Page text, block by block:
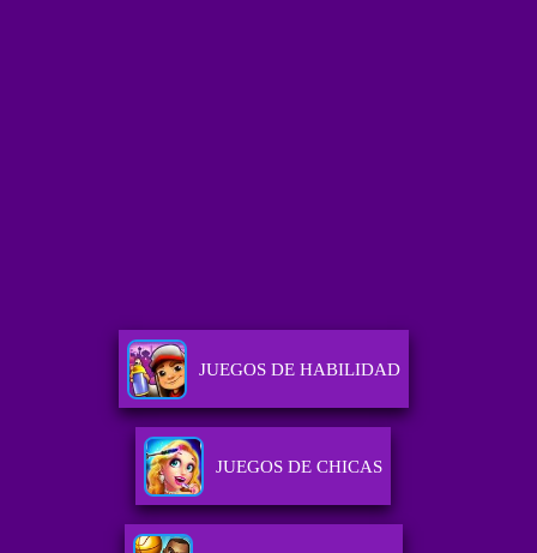
JUEGOS DE HABILIDAD
JUEGOS DE CHICAS